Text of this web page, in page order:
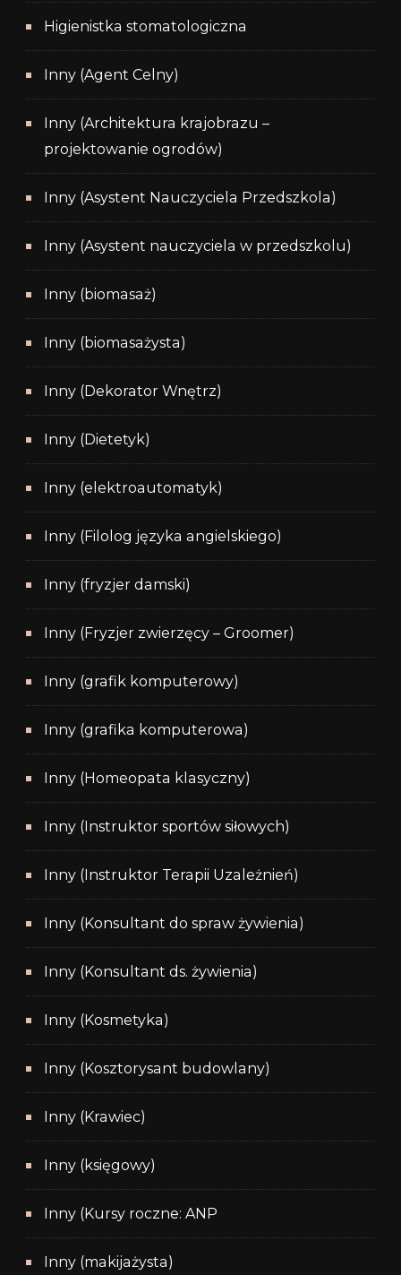
Higienistka stomatologiczna
Inny (Agent Celny)
Inny (Architektura krajobrazu –
projektowanie ogrodów)
Inny (Asystent Nauczyciela Przedszkola)
Inny (Asystent nauczyciela w przedszkolu)
Inny (biomasaż)
Inny (biomasażysta)
Inny (Dekorator Wnętrz)
Inny (Dietetyk)
Inny (elektroautomatyk)
Inny (Filolog języka angielskiego)
Inny (fryzjer damski)
Inny (Fryzjer zwierzęcy – Groomer)
Inny (grafik komputerowy)
Inny (grafika komputerowa)
Inny (Homeopata klasyczny)
Inny (Instruktor sportów siłowych)
Inny (Instruktor Terapii Uzależnień)
Inny (Konsultant do spraw żywienia)
Inny (Konsultant ds. żywienia)
Inny (Kosmetyka)
Inny (Kosztorysant budowlany)
Inny (Krawiec)
Inny (księgowy)
Inny (Kursy roczne: ANP
Inny (makijażysta)